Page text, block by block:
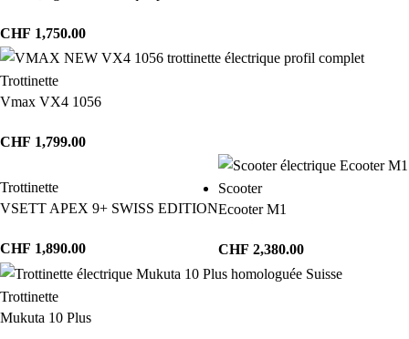
CHF 1,750.00
Trottinette
Vmax VX4 1056
CHF 1,799.00
Trottinette
VSETT APEX 9+ SWISS EDITION
CHF 1,890.00
Scooter
Ecooter M1
CHF 2,380.00
Trottinette
Mukuta 10 Plus